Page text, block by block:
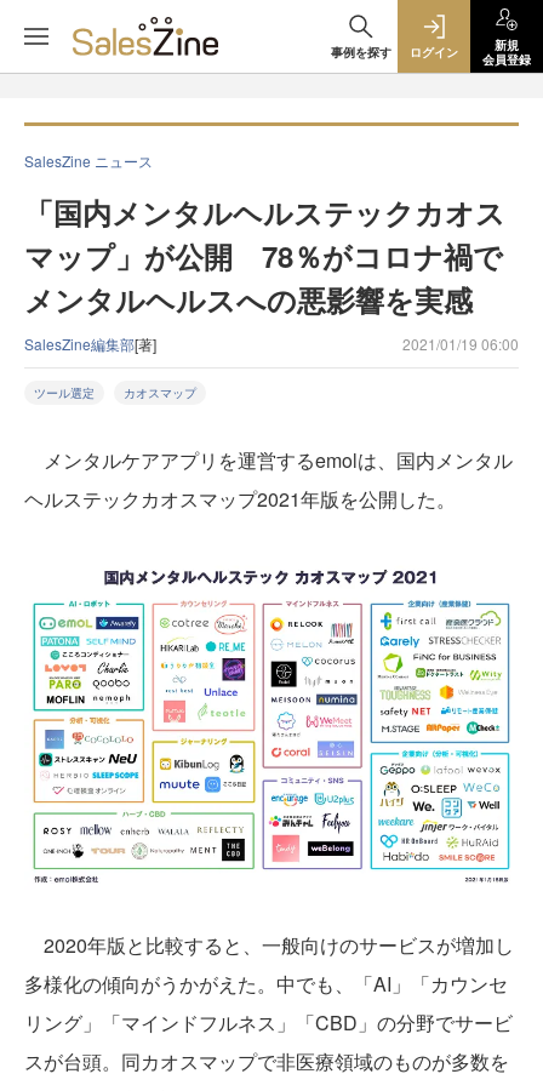
事例を探す ログイン
新規
会員登録
SalesZine ニュース
「国内メンタルヘルステックカオス
マップ」が公開 78％がコロナ禍で
メンタルヘルスへの悪影響を実感
SalesZine編集部[著] 2021/01/19 06:00
ツール選定 カオスマップ
メンタルケアアプリを運営するemolは、国内メンタル
ヘルステックカオスマップ2021年版を公開した。
2020年版と比較すると、一般向けのサービスが増加し
多様化の傾向がうかがえた。中でも、「AI」「カウンセ
リング」「マインドフルネス」「CBD」の分野でサービ
スが台頭。同カオスマップで非医療領域のものが多数を